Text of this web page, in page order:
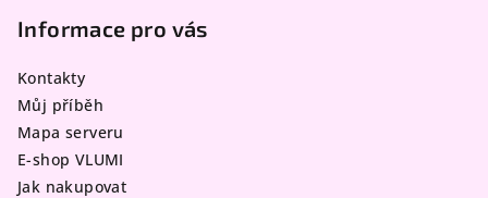
Informace pro vás
Kontakty
Můj příběh
Mapa serveru
E-shop VLUMI
Jak nakupovat